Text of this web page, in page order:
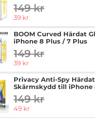
tidigare pris
149 kr
rea pris
39 kr
BOOM Curved Härdat
iPhone 8 Plus / 7 Plus
tidigare pris
149 kr
rea pris
39 kr
Privacy Anti-Spy
Skärmskydd till iPhone
tidigare pris
149 kr
rea pris
49 kr